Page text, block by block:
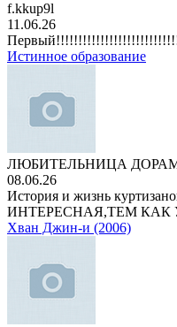
f.kkup9l
11.06.26
Истинное образование
ЛЮБИТЕЛЬНИЦА
08.06.26
История и жизнь
ИНТЕРЕСНАЯ,ТЕМ КАК
Хван Джин-и (2006)